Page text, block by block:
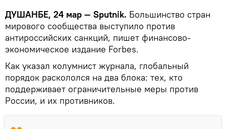
ДУШАНБЕ, 24 мар — Sputnik. Большинство стран
мирового сообщества выступило против
антироссийских санкций, пишет финансово-
экономическое издание Forbes.
Как указал колумнист журнала, глобальный
порядок раскололся на два блока: тех, кто
поддерживает ограничительные меры против
России, и их противников.